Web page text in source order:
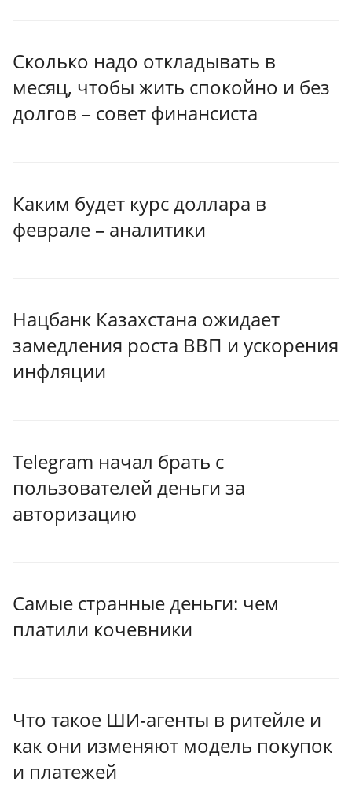
Сколько надо откладывать в
месяц, чтобы жить спокойно и без
долгов – совет финансиста
Каким будет курс доллара в
феврале – аналитики
Нацбанк Казахстана ожидает
замедления роста ВВП и ускорения
инфляции
Telegram начал брать с
пользователей деньги за
авторизацию
Самые странные деньги: чем
платили кочевники
Что такое ШИ-агенты в ритейле и
как они изменяют модель покупок
и платежей